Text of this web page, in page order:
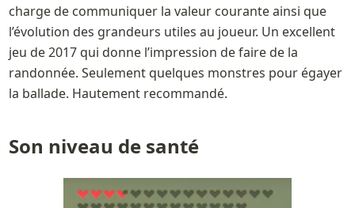
charge de communiquer la valeur courante ainsi que
l’évolution des grandeurs utiles au joueur. Un excellent
jeu de 2017 qui donne l’impression de faire de la
randonnée. Seulement quelques monstres pour égayer
la ballade. Hautement recommandé.
Son niveau de santé